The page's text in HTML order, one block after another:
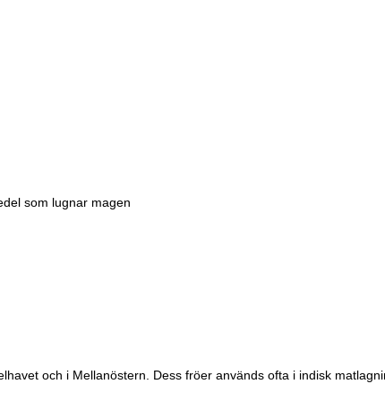
som lugnar magen
och i Mellanöstern. Dess fröer används ofta i indisk